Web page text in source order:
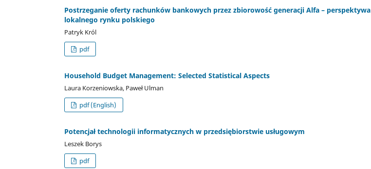
Postrzeganie oferty rachunków bankowych przez zbiorowość generacji Alfa – perspektywa
lokalnego rynku polskiego
Patryk Król
pdf
Household Budget Management: Selected Statistical Aspects
Laura Korzeniowska, Paweł Ulman
pdf (English)
Potencjał technologii informatycznych w przedsiębiorstwie usługowym
Leszek Borys
pdf